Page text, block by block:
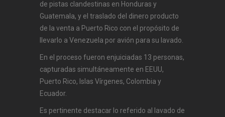
de pistas clandestinas en Honduras y
Guatemala, y el traslado del dinero producto
de la venta a Puerto Rico con el propósito de
llevarlo a Venezuela por avión para su lavado.
En el proceso fueron enjuiciadas 13 personas,
capturadas simultáneamente en EEUU,
Puerto Rico, Islas Vírgenes, Colombia y
Ecuador.
Es pertinente destacar lo referido al lavado de